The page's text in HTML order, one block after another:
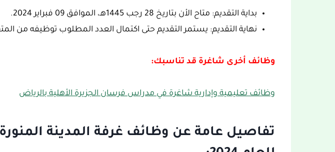
بداية التقديم: متاح الأن بتاريخ 28 رجب 1445هـ، الموافق 09 فبراير 2024.
نهاية التقديم: يستمر التقديم حتى اكتمال العدد المطلوب توظيفه من
وظائف أخرى شاغرة قد تناسبك:
وظائف تعليمية وإدارية شاغرة في مدراس فرسان الجزيرة الأهلية بالرياض
تفاصيل عامة عن وظائف غرفة المدينة